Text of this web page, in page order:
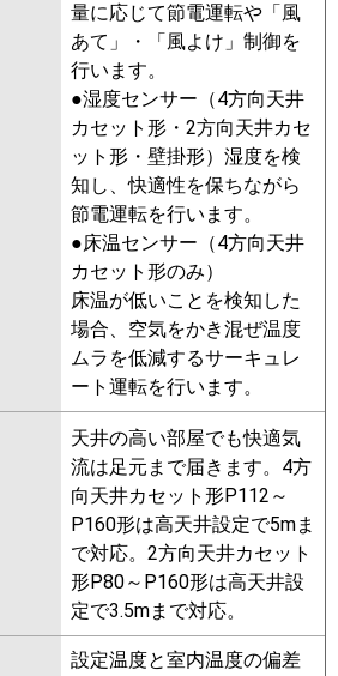
PCZ-ZRMP160KL5 PCZ-
ZRMP160K5
PCZ-ZRMP160K4
PCZ-ZRMP160KL4
ZRMP160K3 PCZ-ZRMP160KL3
PCZ-ZRMP160K2
PCZ-
ZRMP160KL2 PCZ-ZRMP160KZ
PCZ-ZRMP160KLZ PCZ-
ZRMP160KY PCZ-ZRMP160KLY
PCZ-ZRMP160KV
PCZ-
ZRMP160KLV PCZ-ZRMP160KR
PCZ-ZRMP160KLR
RPC-GP160RGH8 RPC-
GP160RGH7 RPC-GP160RGH6
RPC-GP160RGH5 RPC-
GP160RGH4 RPC-GP160RGH3
RPC-AP160GH7 RPC-GP160RGH2
RPC-AP160GH6 RPC-
GP160RGH1
FDEZ1605H5SA FDEZ1605H5S
PA-P160T7GNBX PA-P160T7GNB
PA-P160T7G PA-P160T7GN PA-
量に応じて節電運転や「風
あて」・「風よけ」制御を
行います。
●湿度センサー（4方向天井
カセット形・2方向天井カセ
ット形・壁掛形）湿度を検
知し、快適性を保ちながら
節電運転を行います。
●床温センサー（4方向天井
カセット形のみ）
床温が低いことを検知した
場合、空気をかき混ぜ温度
ムラを低減するサーキュレ
ート運転を行います。
天井の高い部屋でも快適気
流は足元まで届きます。4方
向天井カセット形P112～
P160形は高天井設定で5mま
で対応。2方向天井カセット
形P80～P160形は高天井設
定で3.5mまで対応。
設定温度と室内温度の偏差